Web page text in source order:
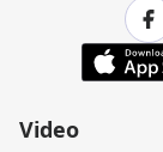
Video